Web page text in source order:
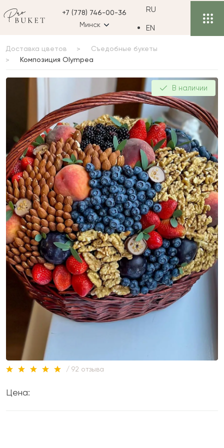
+7 (778) 746-00-36
Минск
RU
EN
Доставка цветов
Съедобные букеты
Композиция Olympea
Композиция Olympea В наличии
/ 92 отзыва
Цена: